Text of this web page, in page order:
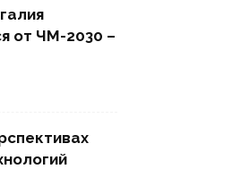
от ЧМ-2030 –